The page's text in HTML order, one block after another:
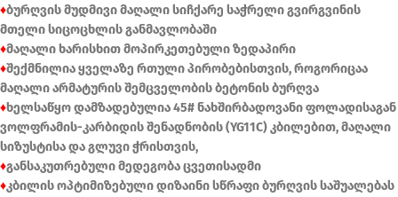
♦ბურღვის მუდმივი მაღალი სიჩქარე საჭრელი გვირგვინის
მთელი სიცოცხლის განმავლობაში
♦მაღალი ხარისხით მოპირკეთებული ზედაპირი
♦შექმნილია ყველაზე რთული პირობებისთვის, როგორიცაა
მაღალი არმატურის შემცველობის ბეტონის ბურღვა
♦ხელსაწყო დამზადებულია 45# ნახშირბადოვანი ფოლადისაგან
ვოლფრამის-კარბიდის შენადნობის (YG11C) კბილებით, მაღალი
სიზუსტისა და გლუვი ჭრისთვის,
♦განსაკუთრებული მედეგობა ცვეთისადმი
♦კბილის ოპტიმიზებული დიზაინი სწრაფი ბურღვის საშუალებას